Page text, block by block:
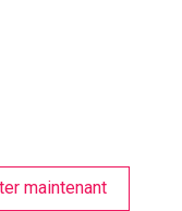
maintenant